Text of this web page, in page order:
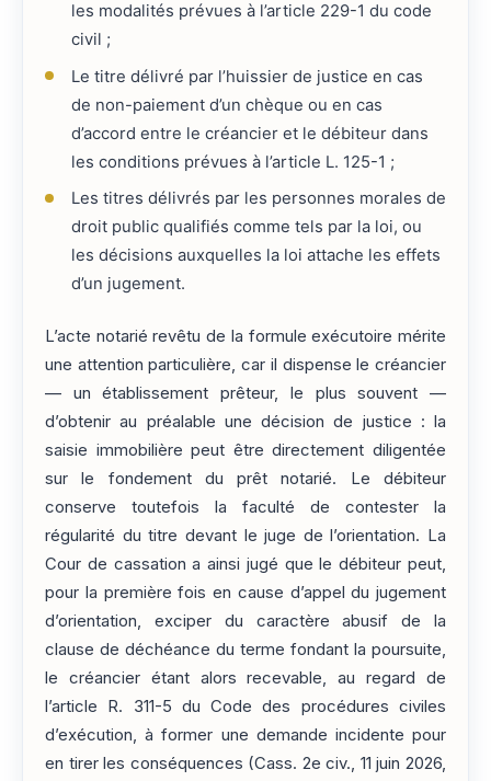
les modalités prévues à l’article 229-1 du code
civil ;
Le titre délivré par l’huissier de justice en cas
de non-paiement d’un chèque ou en cas
d’accord entre le créancier et le débiteur dans
les conditions prévues à l’article L. 125-1 ;
Les titres délivrés par les personnes morales de
droit public qualifiés comme tels par la loi, ou
les décisions auxquelles la loi attache les effets
d’un jugement.
L’acte notarié revêtu de la formule exécutoire mérite
une attention particulière, car il dispense le créancier
— un établissement prêteur, le plus souvent —
d’obtenir au préalable une décision de justice : la
saisie immobilière peut être directement diligentée
sur le fondement du prêt notarié. Le débiteur
conserve toutefois la faculté de contester la
régularité du titre devant le juge de l’orientation. La
Cour de cassation a ainsi jugé que le débiteur peut,
pour la première fois en cause d’appel du jugement
d’orientation, exciper du caractère abusif de la
clause de déchéance du terme fondant la poursuite,
le créancier étant alors recevable, au regard de
l’article R. 311-5 du Code des procédures civiles
d’exécution, à former une demande incidente pour
en tirer les conséquences (Cass. 2e civ., 11 juin 2026,